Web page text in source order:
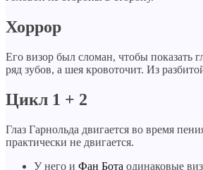
Хоррор
Его визор был сломан, чтобы показать
ряд зубов, а шея кровоточит. Из
Цикл 1 + 2
Глаз Гарнольда двигается во время
практически не двигается.
У него и Фан Бота одинаковые